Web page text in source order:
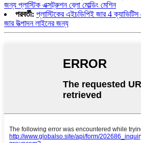
জন্য প্লাস্টিক এক্সট্রুশন ব্লো মোল্ডিং মেশিন
পরবর্তী: প্লাস্টিকের এইচডিপিই জার 4
জার উত্পাদন লাইনের জন্য